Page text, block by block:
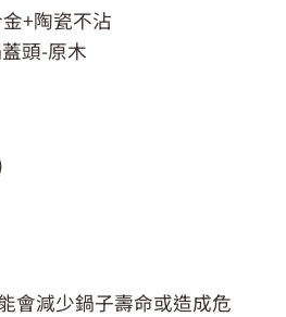
+陶瓷不沾
頭-原木
會減少鍋子壽命或造成危